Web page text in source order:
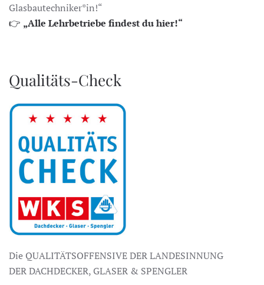
Glasbautechniker*in!“
👉 „Alle Lehrbetriebe findest du hier!“
Qualitäts-Check
Die QUALITÄTSOFFENSIVE DER LANDESINNUNG
DER DACHDECKER, GLASER & SPENGLER